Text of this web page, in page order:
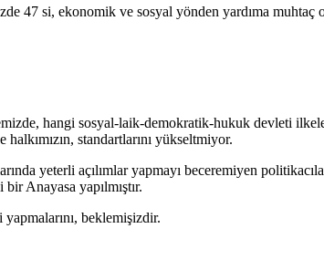
47 si, ekonomik ve sosyal yönden yardıma muhtaç
hangi sosyal-laik-demokratik-hukuk devleti
standartlarını yükseltmiyor.
yeterli açılımlar yapmayı beceremiyen
Anayasa yapılmıştır.
beklemişizdir.